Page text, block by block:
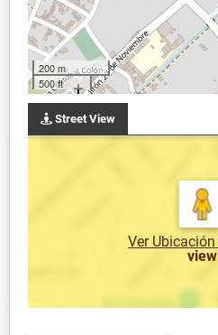
200 m
500 ft
Street View
Ver Ubicación
view